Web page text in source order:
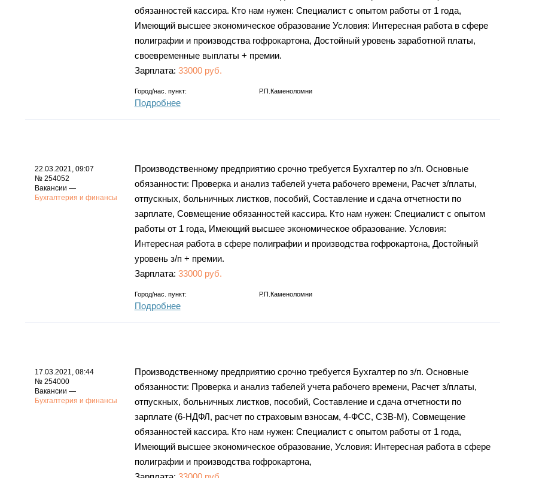
обязанностей кассира. Кто нам нужен: Специалист с опытом работы от 1 года,
Имеющий высшее экономическое образование Условия: Интересная работа в сфере
полиграфии и производства гофрокартона, Достойный уровень заработной платы,
своевременные выплаты + премии.
Зарплата: 33000 руб.
Город/нас. пункт: Р.п.Каменоломни
Подробнее
22.03.2021, 09:07
№ 254052
Вакансии —
Бухгалтерия и финансы
Производственному предприятию срочно требуется Бухгалтер по з/п. Основные
обязанности: Проверка и анализ табелей учета рабочего времени, Расчет з/платы,
отпускных, больничных листков, пособий, Составление и сдача отчетности по
зарплате, Совмещение обязанностей кассира. Кто нам нужен: Специалист с опытом
работы от 1 года, Имеющий высшее экономическое образование. Условия:
Интересная работа в сфере полиграфии и производства гофрокартона, Достойный
уровень з/п + премии.
Зарплата: 33000 руб.
Город/нас. пункт: Р.п.Каменоломни
Подробнее
17.03.2021, 08:44
№ 254000
Вакансии —
Бухгалтерия и финансы
Производственному предприятию срочно требуется Бухгалтер по з/п. Основные
обязанности: Проверка и анализ табелей учета рабочего времени, Расчет з/платы,
отпускных, больничных листков, пособий, Составление и сдача отчетности по
зарплате (6-НДФЛ, расчет по страховым взносам, 4-ФСС, СЗВ-М), Совмещение
обязанностей кассира. Кто нам нужен: Специалист с опытом работы от 1 года,
Имеющий высшее экономическое образование, Условия: Интересная работа в сфере
полиграфии и производства гофрокартона,